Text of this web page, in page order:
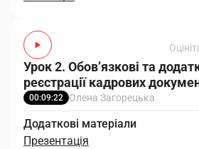
Урок 2. Обов’язкові та
реєстрації кадрових
00:09:22 Олена Загорецька
Додаткові матеріали
Презентація